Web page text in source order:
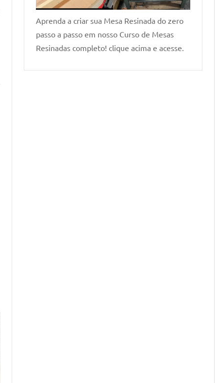
Aprenda a criar sua Mesa Resinada do zero
passo a passo em nosso Curso de Mesas
Resinadas completo! clique acima e acesse.